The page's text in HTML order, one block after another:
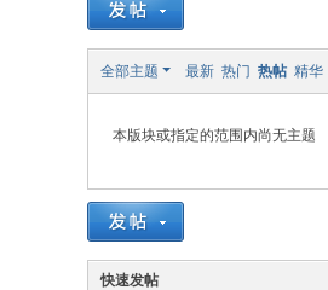
音
乐
网全部主题 最新 热门 热帖 精华
本版块或指定的范围内尚无主题
快速发帖